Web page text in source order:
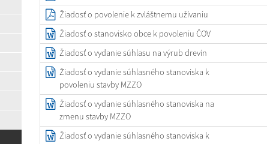
Žiadosť o povolenie k zvláštnemu užívaniu
Žiadosť o stanovisko obce k povoleniu ČOV
Žiadosť o vydanie súhlasu na výrub drevín
Žiadosť o vydanie súhlasného stanoviska k
povoleniu stavby MZZO
Žiadosť o vydanie súhlasného stanoviska na
zmenu stavby MZZO
Žiadosť o vydanie súhlasného stanoviska k